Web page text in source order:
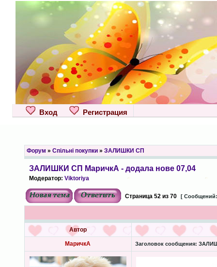
Вход Регистрация
Форум » Спільні покупки» ЗАЛИШКИ СП
ЗАЛИШКИ СП МаричкА - додала нове 07,04
Модератор: Viktoriya
Страница 52из 70 [
Автор
МаричкА Заголовок сообщения: